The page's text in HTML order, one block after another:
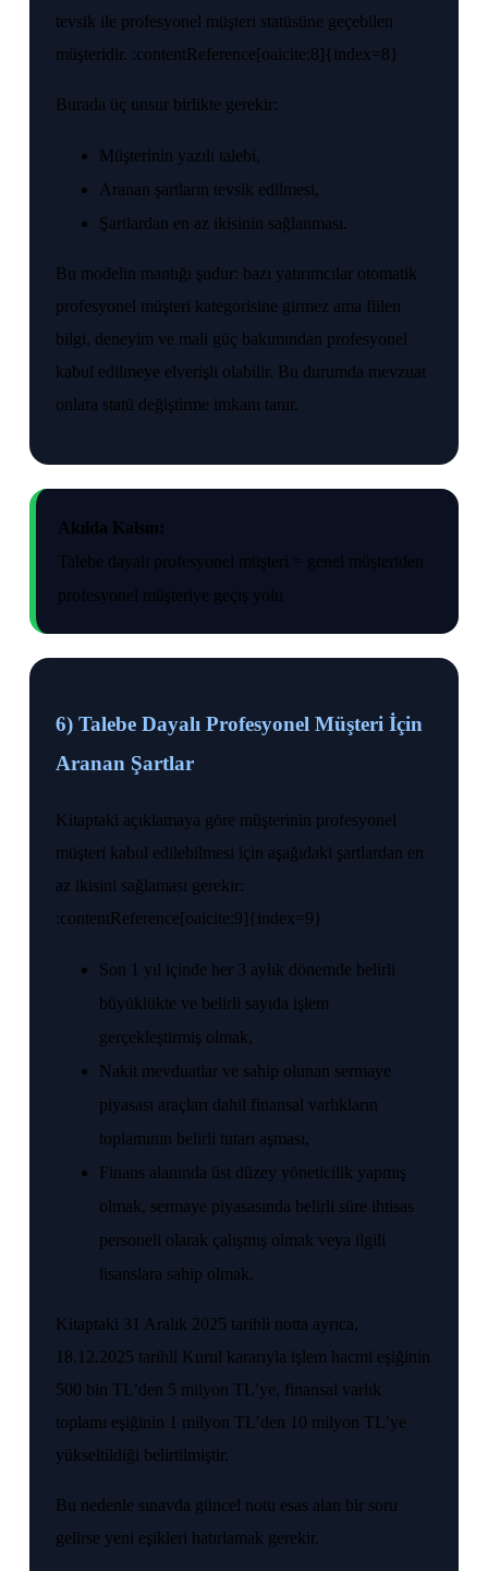
tevsik ile profesyonel müşteri statüsüne geçebilen
müşteridir. :contentReference[oaicite:8]{index=8}
Burada üç unsur birlikte gerekir:
Müşterinin yazılı talebi,
Aranan şartların tevsik edilmesi,
Şartlardan en az ikisinin sağlanması.
Bu modelin mantığı şudur: bazı yatırımcılar otomatik
profesyonel müşteri kategorisine girmez ama fiilen
bilgi, deneyim ve mali güç bakımından profesyonel
kabul edilmeye elverişli olabilir. Bu durumda mevzuat
onlara statü değiştirme imkanı tanır.
Akılda Kalsın:
Talebe dayalı profesyonel müşteri = genel müşteriden
profesyonel müşteriye geçiş yolu
6) Talebe Dayalı Profesyonel Müşteri İçin
Aranan Şartlar
Kitaptaki açıklamaya göre müşterinin profesyonel
müşteri kabul edilebilmesi için aşağıdaki şartlardan en
az ikisini sağlaması gerekir:
:contentReference[oaicite:9]{index=9}
Son 1 yıl içinde her 3 aylık dönemde belirli
büyüklükte ve belirli sayıda işlem
gerçekleştirmiş olmak,
Nakit mevduatlar ve sahip olunan sermaye
piyasası araçları dahil finansal varlıkların
toplamının belirli tutarı aşması,
Finans alanında üst düzey yöneticilik yapmış
olmak, sermaye piyasasında belirli süre ihtisas
personeli olarak çalışmış olmak veya ilgili
lisanslara sahip olmak.
Kitaptaki 31 Aralık 2025 tarihli notta ayrıca,
18.12.2025 tarihli Kurul kararıyla işlem hacmi eşiğinin
500 bin TL’den 5 milyon TL’ye, finansal varlık
toplamı eşiğinin 1 milyon TL’den 10 milyon TL’ye
yükseltildiği belirtilmiştir.
Bu nedenle sınavda güncel notu esas alan bir soru
gelirse yeni eşikleri hatırlamak gerekir.